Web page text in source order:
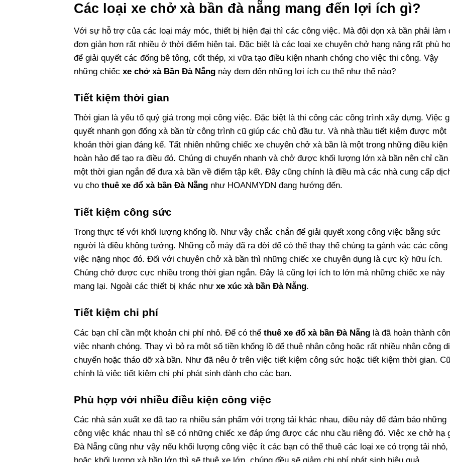
Các loại xe chở xà bần đà nẵng mang đến lợi ích gì?
Với sự hỗ trợ của các loại máy móc, thiết bị hiện đại thì các công việc. Mà đội dọn xà bần phải làm
đơn giản hơn rất nhiều ở thời điểm hiện tại. Đặc biệt là các loại xe chuyên chở hạng nặng rất phù
để giải quyết các đống bê tông, cốt thép, xi vữa tạo điều kiện nhanh chóng cho việc thi công. Vậy
những chiếc xe chở xà Bần Đà Nẵng này đem đến những lợi ích cụ thể như thế nào?
Tiết kiệm thời gian
Thời gian là yếu tố quý giá trong mọi công việc. Đặc biệt là thi công các công trình xây dựng. Việc
quyết nhanh gọn đống xà bần từ công trình cũ giúp các chủ đầu tư. Và nhà thầu tiết kiệm được một
khoản thời gian đáng kể. Tất nhiên những chiếc xe chuyên chở xà bần là một trong những điều kiện
hoàn hảo để tạo ra điều đó. Chúng di chuyển nhanh và chở được khối lượng lớn xà bần nên chỉ cần
một thời gian ngắn để đưa xà bần về điểm tập kết. Đây cũng chính là điều mà các nhà cung cấp
vụ cho thuê xe đổ xà bần Đà Nẵng như HOANMYDN đang hướng đến.
Tiết kiệm công sức
Trong thực tế với khối lượng khổng lồ. Như vậy chắc chắn để giải quyết xong công việc bằng sức
người là điều không tưởng. Những cỗ máy đã ra đời để có thể thay thế chúng ta gánh vác các công
việc nặng nhọc đó. Đối với chuyên chở xà bần thì những chiếc xe chuyên dụng là cực kỳ hữu ích.
Chúng chở được cực nhiều trong thời gian ngắn. Đây là cũng lợi ích to lớn mà những chiếc xe này
mang lại. Ngoài các thiết bị khác như xe xúc xà bần Đà Nẵng.
Tiết kiệm chi phí
Các bạn chỉ cần một khoản chi phí nhỏ. Để có thể thuê xe đổ xà bần Đà Nẵng là đã hoàn thành
việc nhanh chóng. Thay vì bỏ ra một số tiền khổng lồ để thuê nhân công hoặc rất nhiều nhân công di
chuyển hoặc tháo dỡ xà bần. Như đã nêu ở trên việc tiết kiệm công sức hoặc tiết kiệm thời gian.
chính là việc tiết kiệm chi phí phát sinh dành cho các bạn.
Phù hợp với nhiều điều kiện công việc
Các nhà sản xuất xe đã tạo ra nhiều sản phẩm với trọng tải khác nhau, điều này để đảm bảo những
công việc khác nhau thì sẽ có những chiếc xe đáp ứng được các nhu cầu riêng đó. Việc xe chở hạ
Đà Nẵng cũng như vậy nếu khối lượng công việc ít các bạn có thể thuê các loại xe có trọng tải nhỏ,